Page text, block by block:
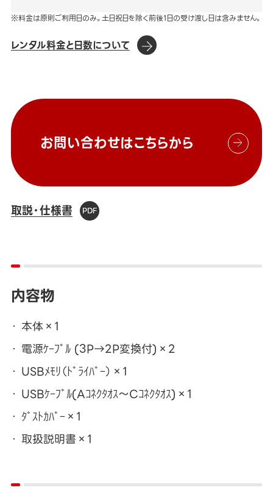
※料金は原則ご利用日のみ。土日祝日を除く前後1日の受け渡し日は含みません。
レンタル料金と日数について
お問い合わせはこちらから
取説・仕様書
内容物
本体×1
電源ｹｰﾌﾞﾙ (3P→2P変換付)×2
USBﾒﾓﾘ（ﾄﾞﾗｲﾊﾞｰ）×1
USBｹｰﾌﾞﾙ(Aｺﾈｸﾀｵｽ～Cｺﾈｸﾀｵｽ)×1
ﾀﾞｽﾄｶﾊﾞｰ×1
取扱説明書×1